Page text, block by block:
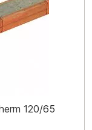
120/65